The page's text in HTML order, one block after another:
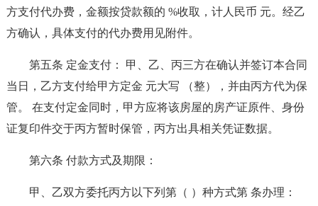
方支付代办费，金额按贷款额的 %收取，计人民币 元。经乙
方确认，具体支付的代办费用见附件。
第五条 定金支付： 甲、乙、丙三方在确认并签订本合同
当日，乙方支付给甲方定金 元大写 （整），并由丙方代为保
管。 在支付定金同时，甲方应将该房屋的房产证原件、身份
证复印件交于丙方暂时保管，丙方出具相关凭证数据。
第六条 付款方式及期限：
甲、乙双方委托丙方以下列第（ ）种方式第 条办理：